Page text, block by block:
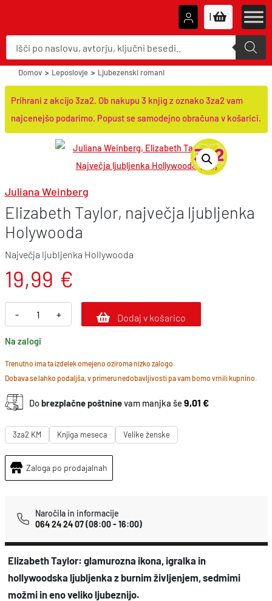
P
o
d
t
r
|
Domov > Leposlovje > Ljubezenski romani
Prihrani z akcijo 3za2. Ob nakupu 3 knjig z oznako 3za2 vam
najcenejšo podarimo. Popust se samodejno obračuna v košarici.
Juliana Weinberg
Elizabeth Taylor, največja ljubljenka
Holywooda
Največja ljubljenka Hollywooda
19,99 €
-
l
i
z
a
b
n
+ Dodaj v košarico
Na zalogi
Trenutno ima ta izdelek omejeno oziroma nizko zalogo.
Dobava se lahko podaljša, v primeru nedobavljivosti pa vam bomo vrnili kupnino.
Dobrezplačne poštninevam manjka še9,01 €
3za2 KM Knjiga meseca Velike ženske
Zaloga po prodajalnah
Naročila in informacije
064 24 24 07(08:00 - 16:00)
Elizabeth Taylor: glamurozna ikona, igralka in
hollywoodska ljubljenka z burnim življenjem, sedmimi
možmi in eno veliko ljubeznijo.